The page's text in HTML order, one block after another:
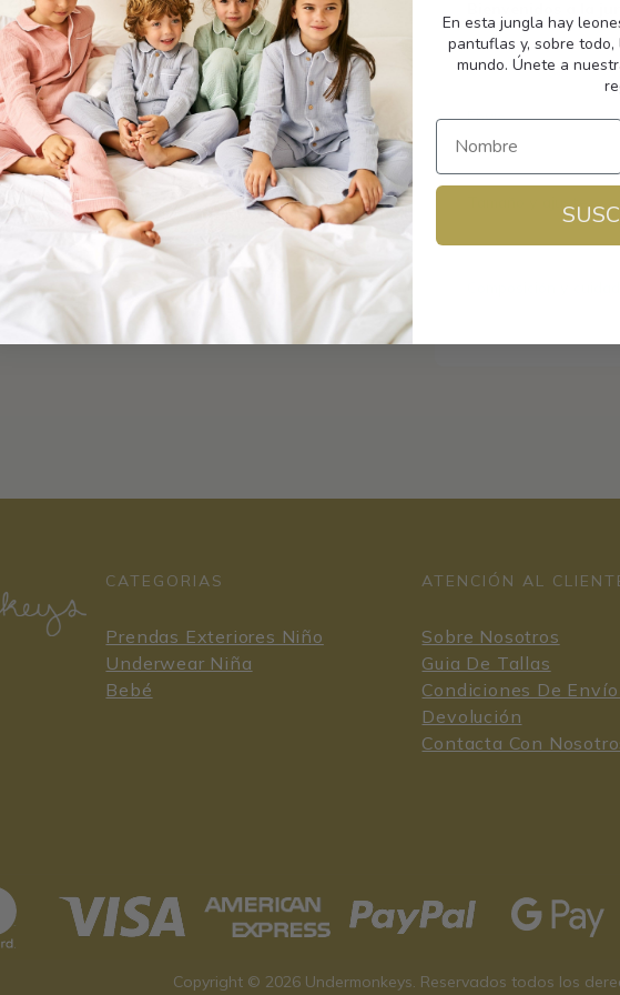
Envío
CATEGORIAS
Prendas Exteriores Niño
Underwear Niña
Bebé
ATENCIÓN AL
Sobre Nosotros
Guia De Tallas
Condiciones De Envío
Devolución
Contacta Con
Copyright © 2026 Undermonkeys. Reservados todos los
En esta jungla hay
pantuflas y, sobre
mundo. Únete a